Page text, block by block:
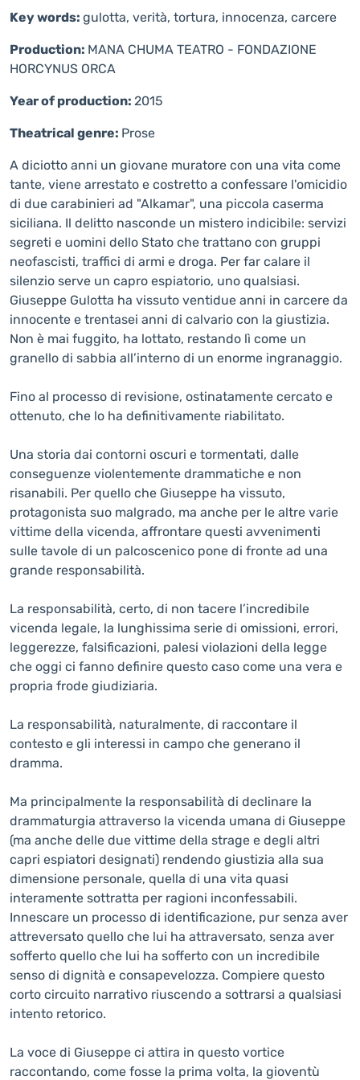
Key words: gulotta, verità, tortura, innocenza, carcere
Production: MANA CHUMA TEATRO - FONDAZIONE
HORCYNUS ORCA
Year of production: 2015
Theatrical genre: Prose
A diciotto anni un giovane muratore con una vita come
tante, viene arrestato e costretto a confessare l'omicidio
di due carabinieri ad "Alkamar", una piccola caserma
siciliana. Il delitto nasconde un mistero indicibile: servizi
segreti e uomini dello Stato che trattano con gruppi
neofascisti, traffici di armi e droga. Per far calare il
silenzio serve un capro espiatorio, uno qualsiasi.
Giuseppe Gulotta ha vissuto ventidue anni in carcere da
innocente e trentasei anni di calvario con la giustizia.
Non è mai fuggito, ha lottato, restando lì come un
granello di sabbia all’interno di un enorme ingranaggio.
Fino al processo di revisione, ostinatamente cercato e
ottenuto, che lo ha definitivamente riabilitato.
Una storia dai contorni oscuri e tormentati, dalle
conseguenze violentemente drammatiche e non
risanabili. Per quello che Giuseppe ha vissuto,
protagonista suo malgrado, ma anche per le altre varie
vittime della vicenda, affrontare questi avvenimenti
sulle tavole di un palcoscenico pone di fronte ad una
grande responsabilità.
La responsabilità, certo, di non tacere l’incredibile
vicenda legale, la lunghissima serie di omissioni, errori,
leggerezze, falsificazioni, palesi violazioni della legge
che oggi ci fanno definire questo caso come una vera e
propria frode giudiziaria.
La responsabilità, naturalmente, di raccontare il
contesto e gli interessi in campo che generano il
dramma.
Ma principalmente la responsabilità di declinare la
drammaturgia attraverso la vicenda umana di Giuseppe
(ma anche delle due vittime della strage e degli altri
capri espiatori designati) rendendo giustizia alla sua
dimensione personale, quella di una vita quasi
interamente sottratta per ragioni inconfessabili.
Innescare un processo di identificazione, pur senza aver
attreversato quello che lui ha attraversato, senza aver
sofferto quello che lui ha sofferto con un incredibile
senso di dignità e consapevelozza. Compiere questo
corto circuito narrativo riuscendo a sottrarsi a qualsiasi
intento retorico.
La voce di Giuseppe ci attira in questo vortice
raccontando, come fosse la prima volta, la gioventù